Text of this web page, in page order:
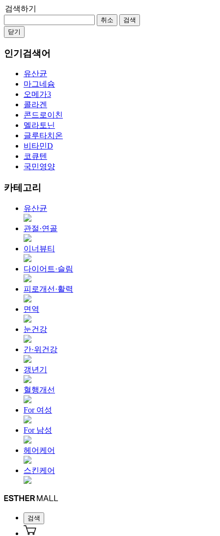
검색하기
취소
검색
닫기
인기검색어
유산균
마그네슘
오메가3
콜라겐
콘드로이친
멜라토닌
글루타치온
비타민D
코큐텐
국민영양
카테고리
유산균
관절·연골
이너뷰티
다이어트·슬림
피로개선·활력
면역
눈건강
간·위건강
갱년기
혈행개선
For 여성
For 남성
헤어케어
스킨케어
검색